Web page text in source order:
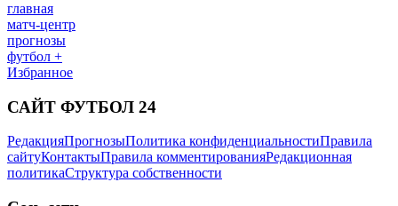
главная
матч-центр
прогнозы
футбол +
Избранное
САЙТ ФУТБОЛ 24
РедакцияПрогнозыПолитика конфиденциальностиПравила
сайтуКонтактыПравила комментированияРедакционная
политикаСтруктура собственности